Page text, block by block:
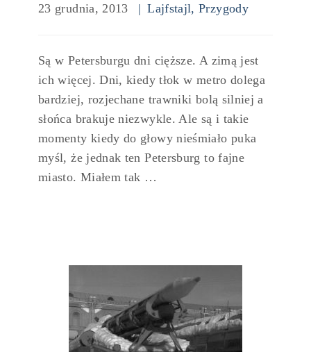
23 grudnia, 2013 Lajfstajl,Przygody
Są w Petersburgu dni cięższe. A zimą jest
ich więcej. Dni, kiedy tłok w metro dolega
bardziej, rozjechane trawniki bolą silniej a
słońca brakuje niezwykle. Ale są i takie
momenty kiedy do głowy nieśmiało puka
myśl, że jednak ten Petersburg to fajne
miasto. Miałem tak …